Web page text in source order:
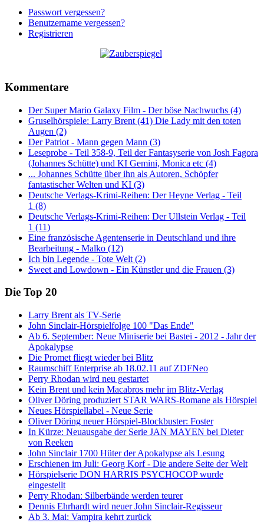
Passwort vergessen?
Benutzername vergessen?
Registrieren
Kommentare
Der Super Mario Galaxy Film - Der böse Nachwuchs (4)
Gruselhörspiele: Larry Brent (41) Die Lady mit den toten
Augen (2)
Der Patriot - Mann gegen Mann (3)
Leseprobe - Teil 358-9, Teil der Fantasyserie von Josh Fagora
(Johannes Schütte) und KI Gemini, Monica etc (4)
... Johannes Schütte über ihn als Autoren, Schöpfer
fantastischer Welten und KI (3)
Deutsche Verlags-Krimi-Reihen: Der Heyne Verlag - Teil
1 (8)
Deutsche Verlags-Krimi-Reihen: Der Ullstein Verlag - Teil
1 (11)
Eine französische Agentenserie in Deutschland und ihre
Bearbeitung - Malko (12)
Ich bin Legende - Tote Welt (2)
Sweet and Lowdown - Ein Künstler und die Frauen (3)
Die Top 20
Larry Brent als TV-Serie
John Sinclair-Hörspielfolge 100 "Das Ende"
Ab 6. September: Neue Miniserie bei Bastei - 2012 - Jahr der
Apokalypse
Die Promet fliegt wieder bei Blitz
Raumschiff Enterprise ab 18.02.11 auf ZDFNeo
Perry Rhodan wird neu gestartet
Kein Brent und kein Macabros mehr im Blitz-Verlag
Oliver Döring produziert STAR WARS-Romane als Hörspiel
Neues Hörspiellabel - Neue Serie
Oliver Döring neuer Hörspiel-Blockbuster: Foster
In Kürze: Neuausgabe der Serie JAN MAYEN bei Dieter
von Reeken
John Sinclair 1700 Hüter der Apokalypse als Lesung
Erschienen im Juli: Georg Korf - Die andere Seite der Welt
Hörspielserie DON HARRIS PSYCHOCOP wurde
eingestellt
Perry Rhodan: Silberbände werden teurer
Dennis Ehrhardt wird neuer John Sinclair-Regisseur
Ab 3. Mai: Vampira kehrt zurück